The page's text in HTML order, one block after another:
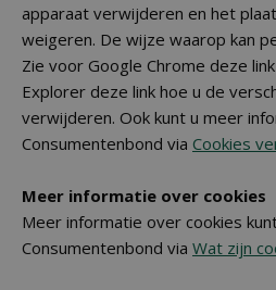
apparaat verwijderen en het
weigeren. De wijze waarop kan
Zie voor Google Chrome deze
Explorer deze link hoe u de
verwijderen. Ook kunt u meer
Consumentenbond via Cookies
Meer informatie over cookies
Meer informatie over cookies
Consumentenbond via Wat zijn